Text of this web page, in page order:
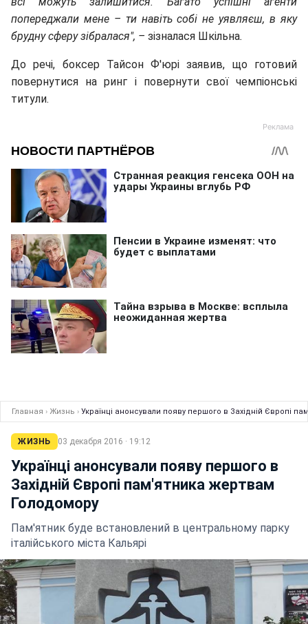
попереджали мене – ти навіть собі не уявляєш, в яку
брудну сферу зібралася", – зізналася Шкільна.
До речі, боксер Тайсон Ф'юрі заявив, що готовий
повернутися на ринг і повернути свої чемпіонські
титули.
Главная › Жизнь › Українці анонсували появу першого в Західній Європі
ЖИЗНЬ 03 декабря 2016 · 19:12
Українці анонсували появу першого в
Західній Європі пам'ятника жертвам
Голодомору
Пам'ятник буде встановлений в центральному парку
італійського міста Кальярі